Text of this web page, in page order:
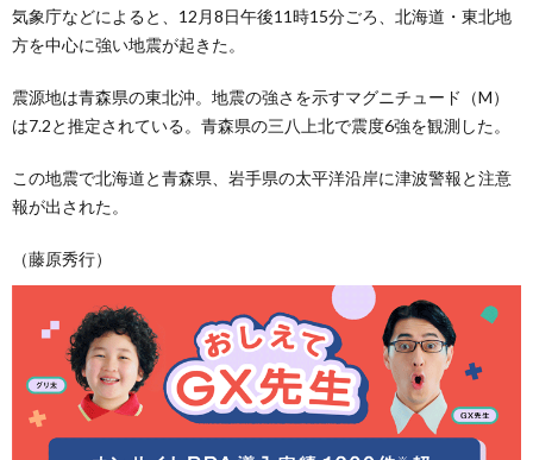
気象庁などによると、12月8日午後11時15分ごろ、北海道・東北地
方を中心に強い地震が起きた。
震源地は青森県の東北沖。地震の強さを示すマグニチュード（M）
は7.2と推定されている。青森県の三八上北で震度6強を観測した。
この地震で北海道と青森県、岩手県の太平洋沿岸に津波警報と注意
報が出された。
（藤原秀行）